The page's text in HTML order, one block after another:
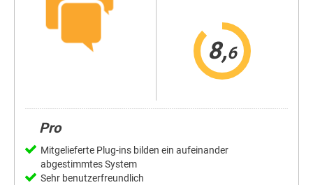
8,6
Pro
Mitgelieferte Plug-ins bilden ein aufeinander
abgestimmtes System
Sehr benutzerfreundlich